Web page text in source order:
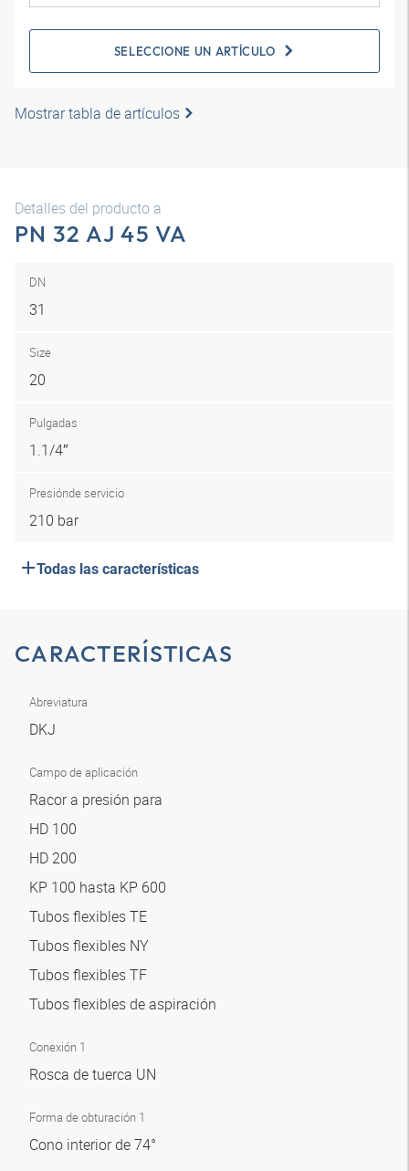
SELECCIONE UN ARTÍCULO
Mostrar tabla de artículos
Detalles del producto a
PN 32 AJ 45 VA
DN
31
Size
20
Pulgadas
1.1/4″
Presiónde servicio
210 bar
Todas las características
CARACTERÍSTICAS
Abreviatura
DKJ
Campo de aplicación
Racor a presión para
HD 100
HD 200
KP 100 hasta KP 600
Tubos flexibles TE
Tubos flexibles NY
Tubos flexibles TF
Tubos flexibles de aspiración
Conexión 1
Rosca de tuerca UN
Forma de obturación 1
Cono interior de 74°